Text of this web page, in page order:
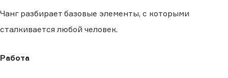
Чанг разбирает базовые элементы, с которыми
сталкивается любой человек.
Работа